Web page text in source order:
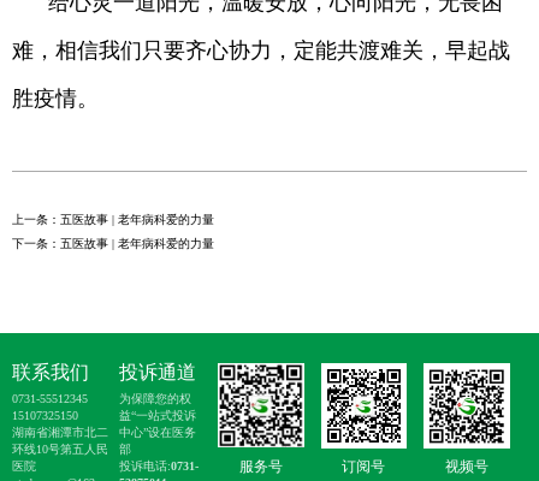
难，相信我们只要齐心协力，定能共渡难关，早起战
胜疫情。
上一条：五医故事 | 老年病科爱的力量
下一条：五医故事 | 老年病科爱的力量
联系我们
0731-55512345
15107325150
湖南省湘潭市北二
环线10号第五人民
医院
投诉通道
为保障您的权
益“一站式投诉
中心”设在医务
部
投诉电话:0731-
服务号 订阅号 视频号